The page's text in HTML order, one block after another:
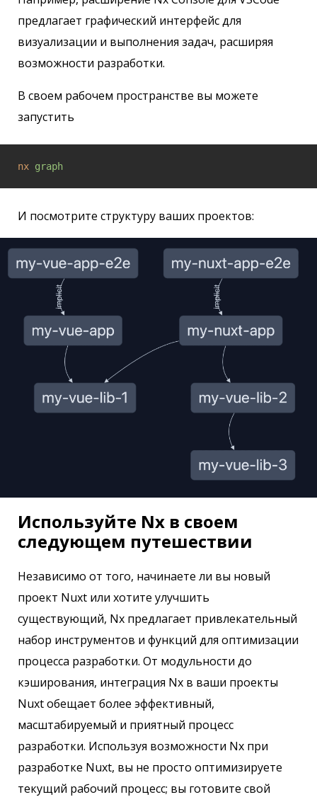
предлагает графический интерфейс для
визуализации и выполнения задач, расширяя
возможности разработки.
В своем рабочем пространстве вы можете
запустить
nx graph
И посмотрите структуру ваших проектов:
Используйте Nx в своем
следующем путешествии
Независимо от того, начинаете ли вы новый
проект Nuxt или хотите улучшить
существующий, Nx предлагает привлекательный
набор инструментов и функций для оптимизации
процесса разработки. От модульности до
кэширования, интеграция Nx в ваши проекты
Nuxt обещает более эффективный,
масштабируемый и приятный процесс
разработки. Используя возможности Nx при
разработке Nuxt, вы не просто оптимизируете
текущий рабочий процесс; вы готовите свой